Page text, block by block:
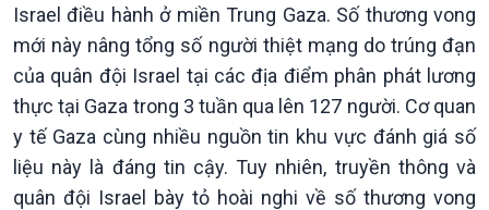
Tin Chính trị
Chính phủ với người dân
Quốc hội với cử tri
Xây dựng đảng
Đảng trong cuộc sống
Nhận diện sự thật
Pháp luật và đời sống
Tin thế giới
Vấn đề quốc tế
Hồ sơ sự kiện quốc tế
Thế giới & Việt Nam
Biên cương - Một dải vững
bền
Israel điều hành ở miền Trung Gaza. Số thương vong
mới này nâng tổng số người thiệt mạng do trúng đạn
của quân đội Israel tại các địa điểm phân phát lương
thực tại Gaza trong 3 tuần qua lên 127 người. Cơ quan
y tế Gaza cùng nhiều nguồn tin khu vực đánh giá số
liệu này là đáng tin cậy. Tuy nhiên, truyền thông và
quân đội Israel bày tỏ hoài nghi về số thương vong